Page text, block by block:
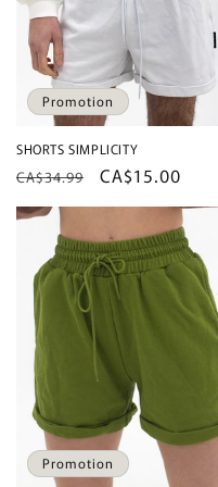
Promotion
SHORTS SIMPLICITY
Prix
habituel
CA$34.99
Prix
promotionnel
CA$15.00
Promotion